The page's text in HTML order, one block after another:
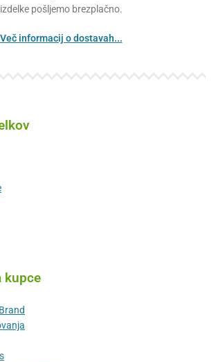
izdelke pošljemo brezplačno.
Več informacij o dostavah...
kupce